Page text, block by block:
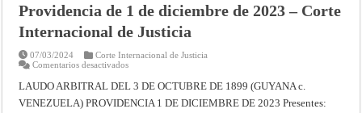
26
enero
de
–
Corte
de
Justicia
Providencia de 1 de diciembre de 2023 – Corte
Internacional de Justicia
07/03/2024
Corte Internacional de Justicia
Comentarios desactivadosen
ARBITRAL
3
LAUDO ARBITRAL DEL 3 DE OCTUBRE DE 1899 (GUYANA c.
VENEZUELA) PROVIDENCIA 1 DE DICIEMBRE DE 2023 Presentes: